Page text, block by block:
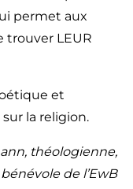
permet aux
trouver LEUR
et
la religion.
théologienne,
bénévole de l’EwB